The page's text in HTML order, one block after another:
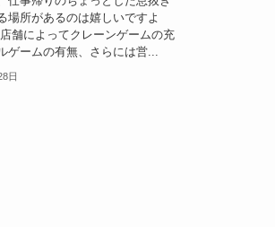
場所があるのは嬉しいですよ
舗によってクレーンゲームの充
ゲームの有無、さらには営...
日